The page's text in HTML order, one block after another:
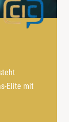
Elite mit